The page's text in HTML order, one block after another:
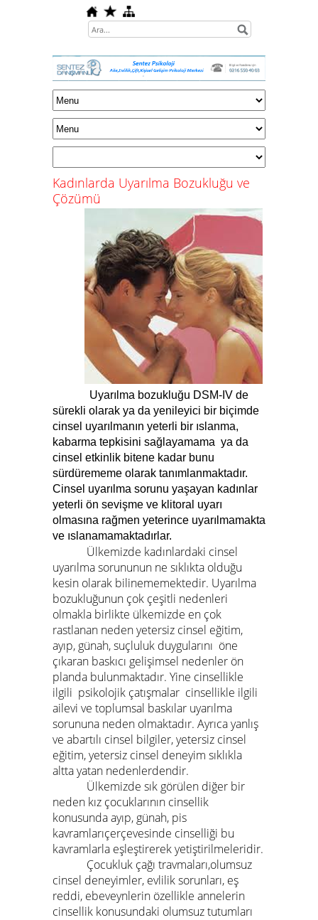
Kadınlarda Uyarılma Bozukluğu ve
Çözümü
Uyarılma bozukluğu DSM-IV de
sürekli olarak ya da yenileyici bir biçimde
cinsel uyarılmanın yeterli bir ıslanma,
kabarma tepkisini sağlayamama ya da
cinsel etkinlik bitene kadar bunu
sürdürememe olarak tanımlanmaktadır.
Cinsel uyarılma sorunu yaşayan kadınlar
yeterli ön sevişme ve klitoral uyarı
olmasına rağmen yeterince uyarılmamakta
ve ıslanamamaktadırlar.
Ülkemizde kadınlardaki cinsel
uyarılma sorununun ne sıklıkta olduğu
kesin olarak bilinememektedir. Uyarılma
bozukluğunun çok çeşitli nedenleri
olmakla birlikte ülkemizde en çok
rastlanan neden yetersiz cinsel eğitim,
ayıp, günah, suçluluk duygularını öne
çıkaran baskıcı gelişimsel nedenler ön
planda bulunmaktadır. Yine cinsellikle
ilgili psikolojik çatışmalar cinsellikle ilgili
ailevi ve toplumsal baskılar uyarılma
sorununa neden olmaktadır. Ayrıca yanlış
ve abartılı cinsel bilgiler, yetersiz cinsel
eğitim, yetersiz cinsel deneyim sıklıkla
altta yatan nedenlerdendir.
Ülkemizde sık görülen diğer bir
neden kız çocuklarının cinsellik
konusunda ayıp, günah, pis
kavramlarıçerçevesinde cinselliği bu
kavramlarla eşleştirerek yetiştirilmeleridir.
Çocukluk çağı travmaları,olumsuz
cinsel deneyimler, evlilik sorunları, eş
reddi, ebeveynlerin özellikle annelerin
cinsellik konusundaki olumsuz tutumları